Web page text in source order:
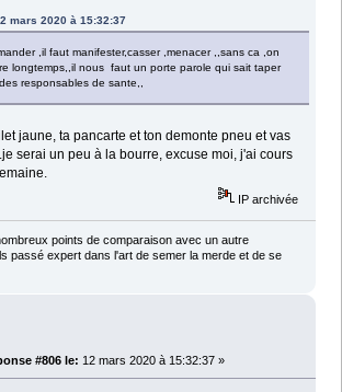
mars 2020 à 15:32:37
,il faut manifester,casser ,menacer ,,sans ca ,on
longtemps,,il nous faut un porte parole qui sait taper
responsables de sante,,
jaune, ta pancarte et ton demonte pneu et vas
serai un peu à la bourre, excuse moi, j'ai cours
IP archivée
points de comparaison avec un autre
passé expert dans l'art de semer la merde et de se
#806 le: 12 mars 2020 à 15:32:37 »